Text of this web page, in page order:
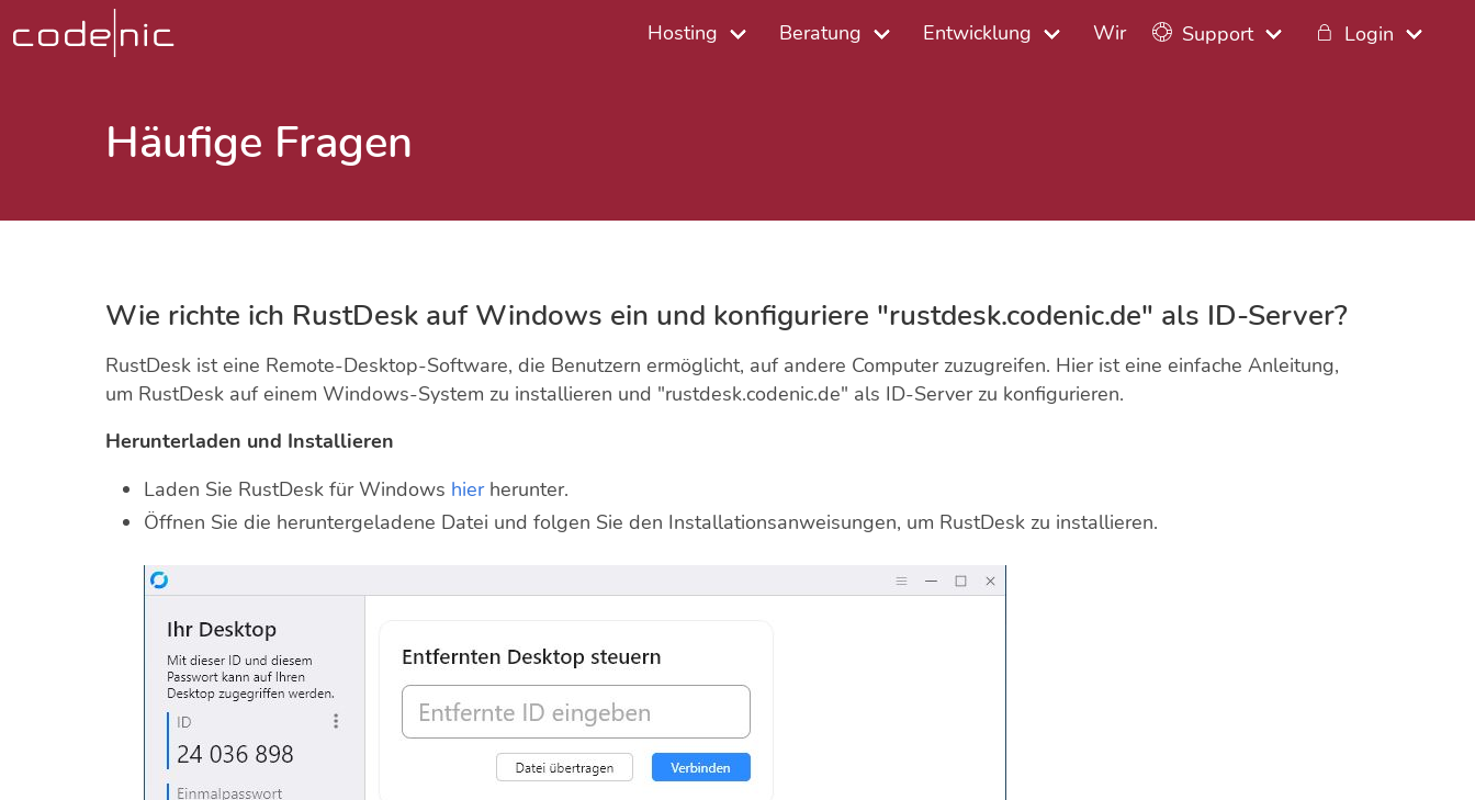
Hosting Beratung Entwicklung Wir Support Login
Häufige Fragen
Wie richte ich RustDesk auf Windows ein und konfiguriere "rustdesk.codenic.de" als ID-Server?
RustDesk ist eine Remote-Desktop-Software, die Benutzern ermöglicht, auf andere Computer zuzugreifen. Hier ist eine einfache Anleitung,
um RustDesk auf einem Windows-System zu installieren und "rustdesk.codenic.de" als ID-Server zu konfigurieren.
Herunterladen und Installieren
Laden Sie RustDesk für Windows hierherunter.
Öffnen Sie die heruntergeladene Datei und folgen Sie den Installationsanweisungen, um RustDesk zu installieren.